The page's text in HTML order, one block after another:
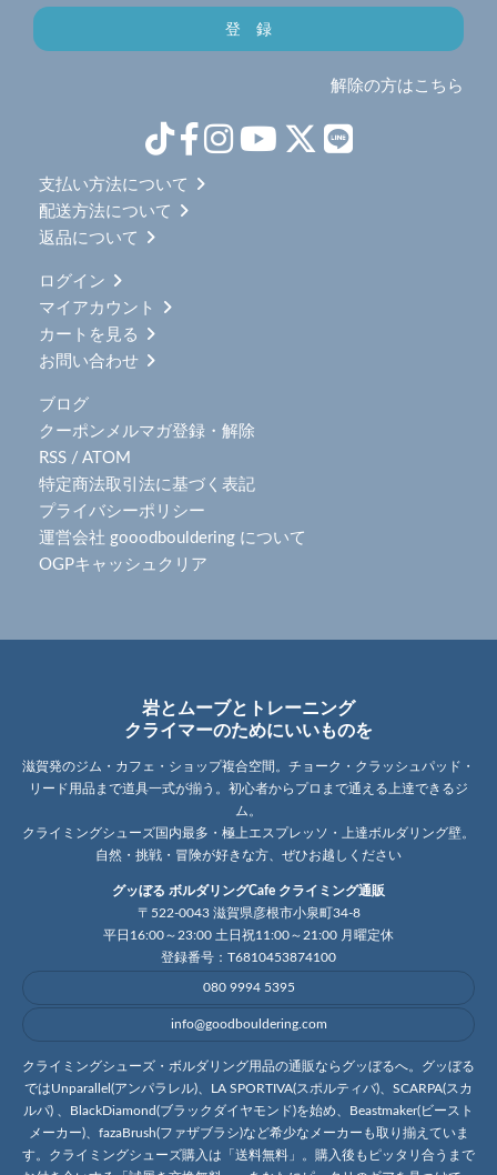
解除の方はこちら
支払い方法について
配送方法について
返品について
ログイン
マイアカウント
カートを見る
お問い合わせ
ブログ
クーポンメルマガ登録・解除
RSS / ATOM
特定商法取引法に基づく表記
プライバシーポリシー
運営会社 gooodbouldering について
OGPキャッシュクリア
岩とムーブとトレーニング
クライマーのためにいいものを
滋賀発のジム・カフェ・ショップ複合空間。チョーク・クラッシュパッド・
リード用品まで道具一式が揃う。初心者からプロまで通える上達できるジ
ム。
クライミングシューズ国内最多・極上エスプレッソ・上達ボルダリング壁。
自然・挑戦・冒険が好きな方、ぜひお越しください
グッぼる ボルダリングCafe クライミング通販
〒522-0043 滋賀県彦根市小泉町34-8
平日16:00～23:00 土日祝11:00～21:00 月曜定休
登録番号：T6810453874100
080 9994 5395
info@goodbouldering.com
クライミングシューズ・ボルダリング用品の通販ならグッぼるへ。グッぼる
ではUnparallel(アンパラレル)、LA SPORTIVA(スポルティバ)、SCARPA(スカ
ルパ) 、BlackDiamond(ブラックダイヤモンド)を始め、Beastmaker(ビースト
メーカー)、fazaBrush(ファザブラシ)など希少なメーカーも取り揃えていま
す。クライミングシューズ購入は「送料無料」。購入後もピッタリ合うまで